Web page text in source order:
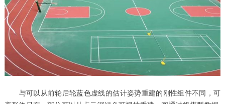
与可以从前轮后轮蓝色虚线的估计姿势重建的刚性组件不同，可